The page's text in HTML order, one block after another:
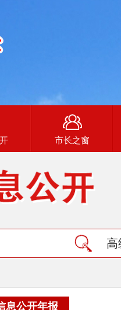
市长之窗
高
息公开年报